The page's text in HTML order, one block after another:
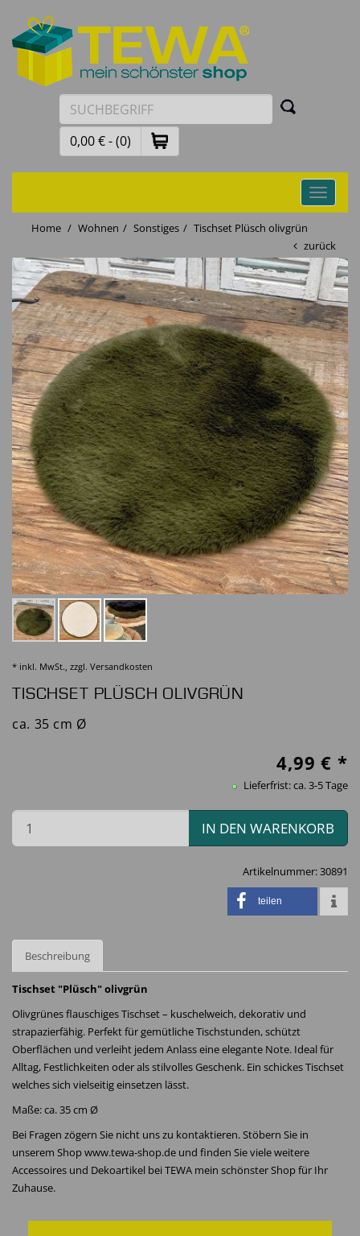
0,00 € - (0)
Toggle
Home
Wohnen Sonstiges
Tischset Plüsch olivgrün
zurück
* inkl. MwSt., zzgl. Versandkosten
TISCHSET PLÜSCH OLIVGRÜN
ca. 35 cm Ø
4,99 € *
Lieferfrist: ca. 3-5 Tage
IN DEN WARENKORB
Artikelnummer:30891
teilen
Beschreibung
Tischset "Plüsch" olivgrün
Olivgrünes flauschiges Tischset – kuschelweich, dekorativ und
strapazierfähig. Perfekt für gemütliche Tischstunden, schützt
Oberflächen und verleiht jedem Anlass eine elegante Note. Ideal für
Alltag, Festlichkeiten oder als stilvolles Geschenk. Ein schickes Tischset
welches sich vielseitig einsetzen lässt.
Maße: ca. 35 cm Ø
Bei Fragen zögern Sie nicht uns zu kontaktieren. Stöbern Sie in
unserem Shop www.tewa-shop.de und finden Sie viele weitere
Accessoires und Dekoartikel bei TEWA mein schönster Shop für Ihr
Zuhause.